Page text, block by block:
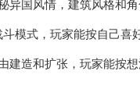
异国风情，建筑风格和
模式，玩家能按自己喜
建造和扩张，玩家能按